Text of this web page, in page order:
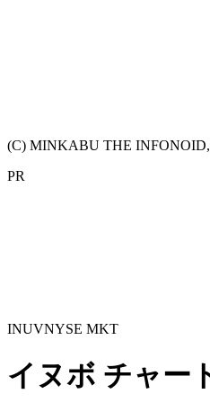
(C) MINKABU THE INFONOID,
PR
INUVNYSE MKT
イヌボ チャー